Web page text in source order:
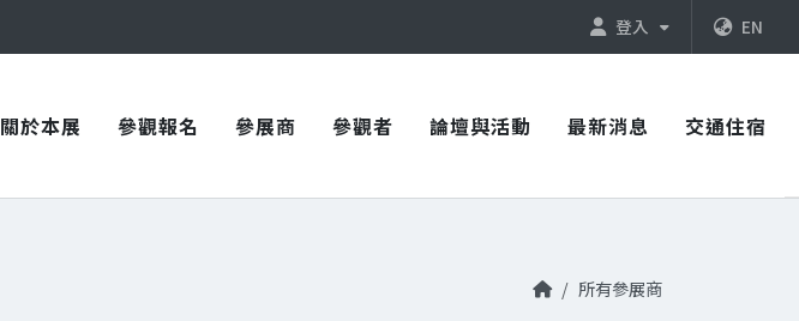
登入 EN
關於本展 參觀報名 參展商 參觀者 論壇與活動 最新消息 交通住宿
所有參展商